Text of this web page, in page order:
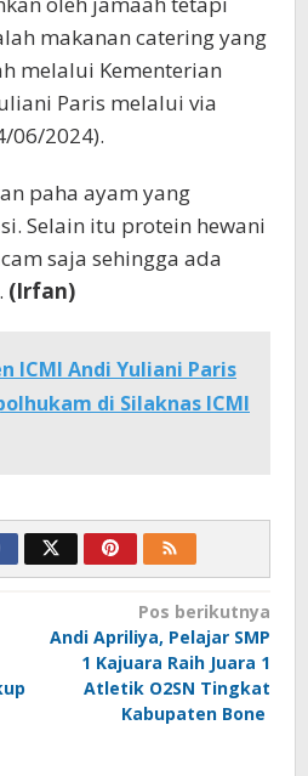
makanan catering yang
melalui Kementerian
Paris melalui via
06/2024).
paha ayam yang
Selain itu protein hewani
saja sehingga ada
(Irfan)
ICMI Andi Yuliani Paris
di Silaknas ICMI
Pos berikutnya
Andi Apriliya, Pelajar SMP
1 Kajuara Raih Juara 1
Atletik O2SN Tingkat
Kabupaten Bone